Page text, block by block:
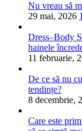
Nu vreau să
29 mai, 2026
Dress–Body
hainele
11 februarie,
De ce să nu
tendințe?
8 decembrie,
Care este